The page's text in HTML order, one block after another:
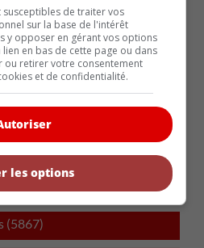
de gamme « Nuit » pour les
9 2027
en 2029 avec 4 portes
une partie du
Leasing
Leasing
génération de batteries
(5867)
de traiter vos
sur la base de l'intérêt
y opposer en gérant vos options
lien en bas de cette page ou dans
ou retirer votre consentement
et de confidentialité.
les options